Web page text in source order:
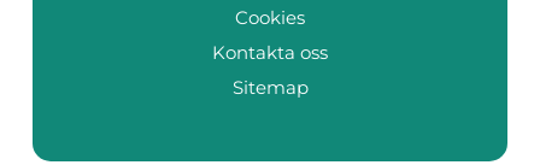
Cookies
Kontakta oss
Sitemap